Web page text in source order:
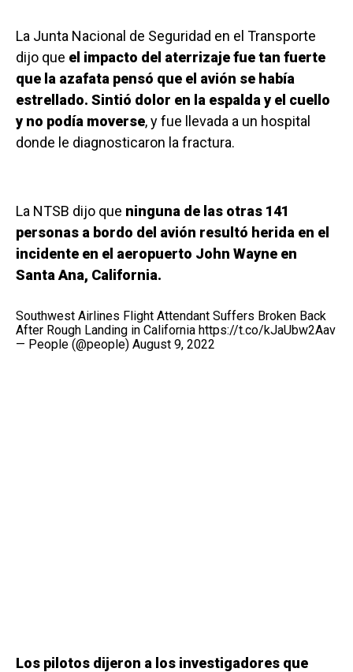
La Junta Nacional de Seguridad en el Transporte
dijo que el impacto del aterrizaje fue tan fuerte
que la azafata pensó que el avión se había
estrellado. Sintió dolor en la espalda y el cuello
y no podía moverse, y fue llevada a un hospital
donde le diagnosticaron la fractura.
La NTSB dijo que ninguna de las otras 141
personas a bordo del avión resultó herida en el
incidente en el aeropuerto John Wayne en
Santa Ana, California.
Southwest Airlines Flight Attendant Suffers Broken Back
After Rough Landing in California https://t.co/kJaUbw2Aav
— People (@people) August 9, 2022
Los pilotos dijeron a los investigadores que